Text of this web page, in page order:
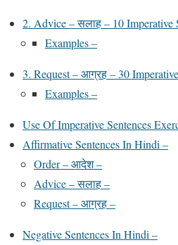
‍2. Advice – सलाह – 10 Imperative
Examples –
3. Request – आग्रह – 30
Examples –
Use Of Imperative Sentences
Affirmative Sentences In Hindi –
Order – आदेश –
Advice – सलाह –
Request – आग्रह –
Negative Sentences In Hindi –